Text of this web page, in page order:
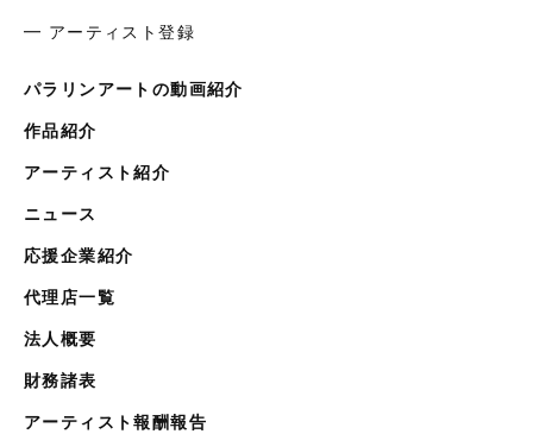
━ アーティスト登録
パラリンアートの動画紹介
作品紹介
アーティスト紹介
ニュース
応援企業紹介
代理店一覧
法人概要
財務諸表
アーティスト報酬報告